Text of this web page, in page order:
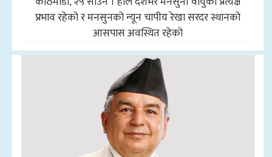
प्रभाव रहेको र मनसुनको न्यून चापीय रेखा सरदर स्थानको
आसपास अवस्थित रहेको